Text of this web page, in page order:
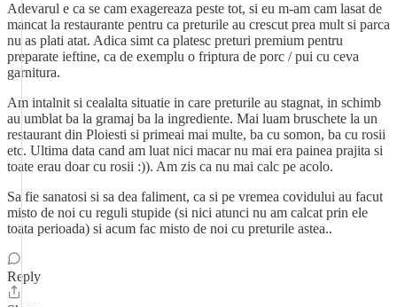
Adevarul e ca se cam exagereaza peste tot, si eu m-am cam lasat de
mancat la restaurante pentru ca preturile au crescut prea mult si parca
nu as plati atat. Adica simt ca platesc preturi premium pentru
preparate ieftine, ca de exemplu o friptura de porc / pui cu ceva
garnitura.
Am intalnit si cealalta situatie in care preturile au stagnat, in schimb
au umblat ba la gramaj ba la ingrediente. Mai luam bruschete la un
restaurant din Ploiesti si primeai mai multe, ba cu somon, ba cu rosii
etc. Ultima data cand am luat nici macar nu mai era painea prajita si
toate erau doar cu rosii :)). Am zis ca nu mai calc pe acolo.
Sa fie sanatosi si sa dea faliment, ca si pe vremea covidului au facut
misto de noi cu reguli stupide (si nici atunci nu am calcat prin ele
toata perioada) si acum fac misto de noi cu preturile astea..
Reply